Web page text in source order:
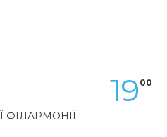
00
19